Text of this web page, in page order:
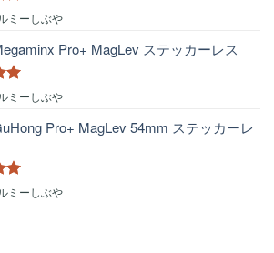
5 の
ミーしぶや
Pro+ MagLev ステッカーレス
5 の
ミーしぶや
Pro+ MagLev 54mm ステッカーレ
5 の
ミーしぶや